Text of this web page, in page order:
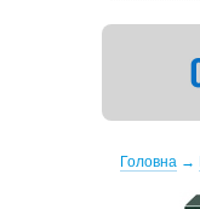
Головна →